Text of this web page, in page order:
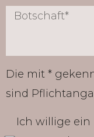
Die mit *
sind
Ich willige